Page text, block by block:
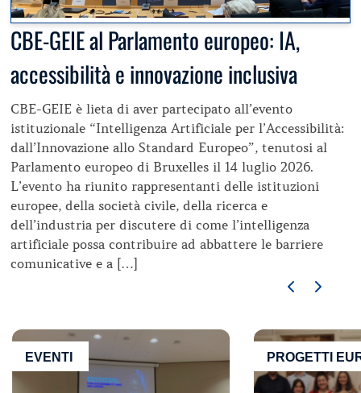
CBE-GEIE al Parlamento europeo: IA,
accessibilità e innovazione inclusiva
CBE-GEIE è lieta di aver partecipato all’evento
istituzionale “Intelligenza Artificiale per l’Accessibilità:
dall’Innovazione allo Standard Europeo”, tenutosi al
Parlamento europeo di Bruxelles il 14 luglio 2026.
L’evento ha riunito rappresentanti delle istituzioni
europee, della società civile, della ricerca e
dell’industria per discutere di come l’intelligenza
artificiale possa contribuire ad abbattere le barriere
comunicative e a […]
EVENTI PROGETTI